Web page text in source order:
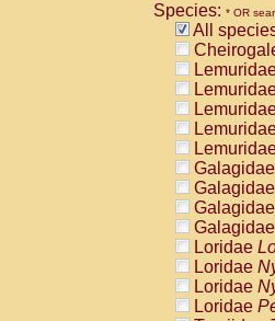
Cebidae
Cebidae
Cebidae
Cebidae
Cebidae
Atelidae
Atelidae
Atelidae
Atelidae
Atelidae
Atelidae
Atelidae
Atelidae
Atelidae
Atelidae
Species: * OR
All
Galagidae
Galagidae
Galagidae
Galagidae
Loridae
Loridae
Loridae
Loridae